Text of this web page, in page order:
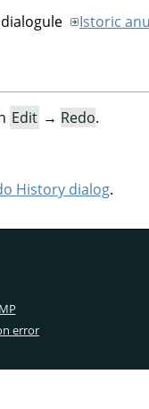
Istoric
Edit → Redo.
History dialog.
error